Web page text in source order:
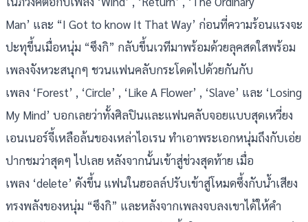
Man’ และ “I Got to know It That Way’ ก่อนที่ความร้อนแรงจะ
ปะทุขึ้นเมื่อหนุ่ม “ซึงกิ” กลับขึ้นเวทีมาพร้อมด้วยลุคสดใสพร้อม
เพลงจังหวะสนุกๆ ชวนแฟนคลับกระโดดไปด้วยกันกับ
เพลง ‘Forest’ , ‘Circle’ , ‘Like A Flower’ , ‘Slave’ และ ‘Losing
My Mind’ บอกเลยว่าทั้งศิลปินและแฟนคลับจอยแบบสุดเหวี่ยง
เอนเนอร์จี้เหลือล้นของเหล่าไอเรน ทำเอาพระเอกหนุ่มถึงกับเอ่ย
ปากชมว่าสุดๆ ไปเลย หลังจากนั้นเข้าสู่ช่วงสุดท้าย เมื่อ
เพลง ‘delete’ ดังขึ้น แฟนในฮอลล์ปรับเข้าสู่โหมดซึ้งกับน้ำเสียง
ทรงพลังของหนุ่ม “ซึงกิ” และหลังจากเพลงจบลงเขาได้ให้คำ